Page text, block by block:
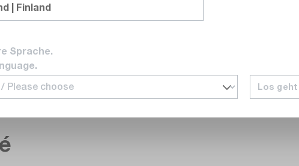
l’installation électrique, le photovoltaïque, la technique du
notamment des caméras acoustiques, des analyseurs
pinces ampèremétriques, des testeurs d’installation, des
et des oscilloscopes portables.
| Finland
Sprache.
Los